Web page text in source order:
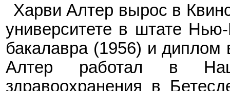
ХарвиАлтер вырос в Кв
университете в штате Нью-
бакалавра (1956) идиплом
Алтер работал в
здравоохранения в Бетесд